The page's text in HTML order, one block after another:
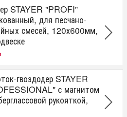
STAYER "PROFI"
для песчано-
смесей, 120х600мм,
гвоздодер STAYER
с магнитом
рукояткой,